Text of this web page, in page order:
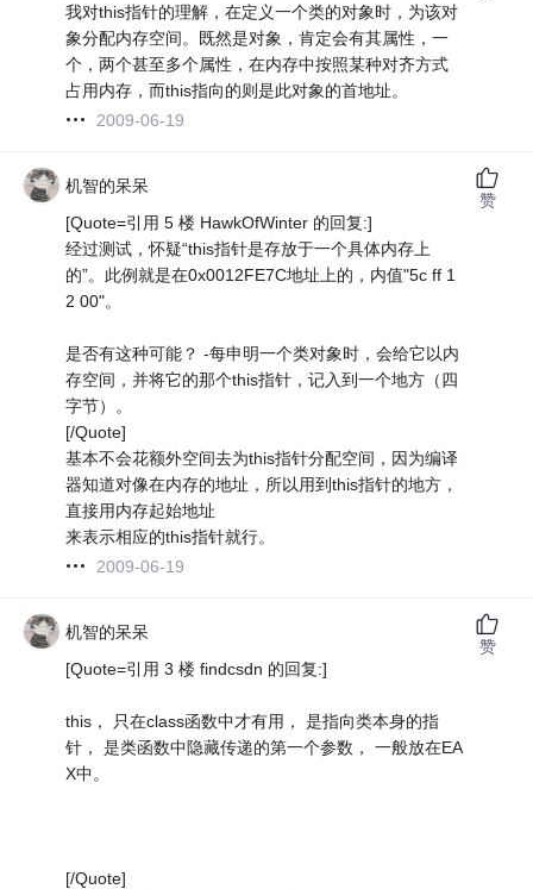
我对this指针的理解，在定义一个类的对象时，为该对
象分配内存空间。既然是对象，肯定会有其属性，一
个，两个甚至多个属性，在内存中按照某种对齐方式
占用内存，而this指向的则是此对象的首地址。
2009-06-19
机智的呆呆
[Quote=引用 5 楼 HawkOfWinter 的回复:]
经过测试，怀疑“this指针是存放于一个具体内存上
的”。此例就是在0x0012FE7C地址上的，内值"5c ff 1
2 00"。
是否有这种可能？ -每申明一个类对象时，会给它以内
存空间，并将它的那个this指针，记入到一个地方（四
字节）。
[/Quote]
基本不会花额外空间去为this指针分配空间，因为编译
器知道对像在内存的地址，所以用到this指针的地方，
直接用内存起始地址
来表示相应的this指针就行。
2009-06-19
赞
机智的呆呆
[Quote=引用 3 楼 findcsdn 的回复:]
this， 只在class函数中才有用， 是指向类本身的指
针， 是类函数中隐藏传递的第一个参数， 一般放在EA
X中。
[/Quote]
赞